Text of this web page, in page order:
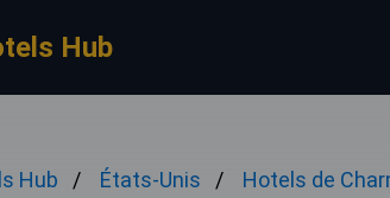
Hub
Hub États-Unis Hotels de